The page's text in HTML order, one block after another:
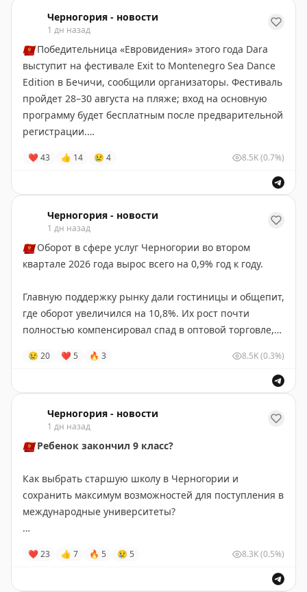
Самая высокая температура на побережье ожидается
в Ульцине — до 35,7 °C. Там будет сильный северо-
восточный ветер до 28,4 км/ч. В Херцег-Нови ветер
северный, до 23,8 км/ч.
Подгорица: переменная облачность, без осадков.
Жарко, до 37,1 °C. Слабый юго-западный ветер — 14,4
км/ч.
Черногория-Новости
Черногория - новости
1 дн назад
🇲🇪Победительница «Евровидения» этого года Dara
выступит на фестивале Exit to Montenegro Sea Dance
Edition в Бечичи, сообщили организаторы. Фестиваль
пройдет 28–30 августа на пляже; вход на основную
программу будет бесплатным после предварительной
регистрации.
Черногория-Новости
❤ 43 👍 14 😢 4 8.5K(0.7%)
Черногория - новости
1 дн назад
🇲🇪Оборот в сфере услуг Черногории во втором
квартале 2026 года вырос всего на 0,9% год к году.
Главную поддержку рынку дали гостиницы и общепит,
где оборот увеличился на 10,8%. Их рост почти
полностью компенсировал спад в оптовой торговле,
услугах.
Черногория-Новости
😢 20 ❤ 5 🔥 3 8.5K(0.3%)
Черногория - новости
1 дн назад
🇲🇪 Ребенок закончил 9 класс?
Как выбрать старшую школу в Черногории и
сохранить максимум возможностей для поступления в
международные университеты?
маршрут - обучение в Е-гимназии с получением
❤ 23 👍 7 🔥 5 😢 5 8.3K(0.5%)